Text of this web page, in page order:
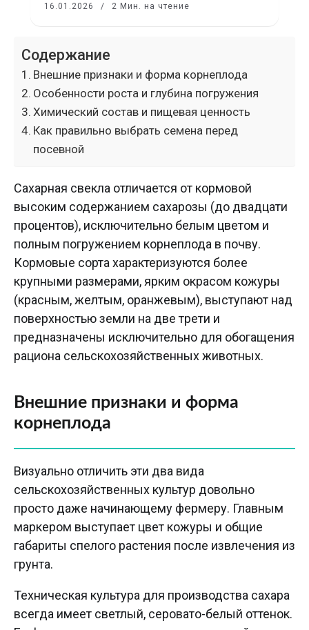
16.01.2026 2 Мин. на чтение
Содержание
Внешние признаки и форма корнеплода
Особенности роста и глубина погружения
Химический состав и пищевая ценность
Как правильно выбрать семена перед
посевной
Сахарная свекла отличается от кормовой
высоким содержанием сахарозы (до двадцати
процентов), исключительно белым цветом и
полным погружением корнеплода в почву.
Кормовые сорта характеризуются более
крупными размерами, ярким окрасом кожуры
(красным, желтым, оранжевым), выступают над
поверхностью земли на две трети и
предназначены исключительно для обогащения
рациона сельскохозяйственных животных.
Внешние признаки и форма
корнеплода
Визуально отличить эти два вида
сельскохозяйственных культур довольно
просто даже начинающему фермеру. Главным
маркером выступает цвет кожуры и общие
габариты спелого растения после извлечения из
грунта.
Техническая культура для производства сахара
всегда имеет светлый, серовато-белый оттенок.